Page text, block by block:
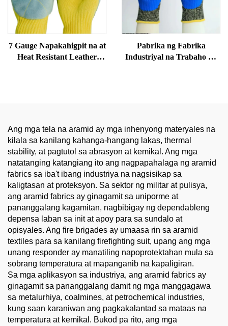
7 Gauge Napakahigpit na at
Heat Resistant Leather
Pabrika ng Fabrika
Industriyal na Trabaho na
Ang mga tela na aramid ay mga inhenyong materyales na
kilala sa kanilang kahanga-hangang lakas, thermal
stability, at pagtutol sa abrasyon at kemikal. Ang mga
natatanging katangiang ito ang nagpapahalaga ng aramid
fabrics sa iba't ibang industriya na nagsisikap sa
kaligtasan at proteksyon. Sa sektor ng militar at pulisya,
ang aramid fabrics ay ginagamit sa uniporme at
pananggalang kagamitan, nagbibigay ng dependableng
depensa laban sa init at apoy para sa sundalo at
opisyales. Ang fire brigades ay umaasa rin sa aramid
textiles para sa kanilang firefighting suit, upang ang mga
unang responder ay manatiling napoprotektahan mula sa
sobrang temperatura at mapanganib na kapaligiran.
Sa mga aplikasyon sa industriya, ang aramid fabrics ay
ginagamit sa pananggalang damit ng mga manggagawa
sa metalurhiya, coalmines, at petrochemical industries,
kung saan karaniwan ang pagkakalantad sa mataas na
temperatura at kemikal. Bukod pa rito, ang mga